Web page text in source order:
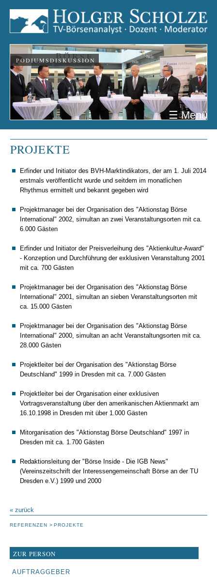
PODIUMSDISKUSSION
☰ Menü
PROJEKTE
Erfinder und Initiator des BVH-Marktindikators, der am 1. Juli 2014
erstmals veröffentlicht wurde und seitdem im monatlichen
Rhythmus ermittelt und bekannt gegeben wird
Projektmanager bei der Organisation des "Aktionstag Börse
International" 2002, simultan an zwei Veranstaltungsorten mit ca.
6.000 Gästen
Erfinder und Initiator der Preisverleihung des "Aktienkultur-Award"
- Konzeption und Durchführung der exklusiven Veranstaltung 2001
mit ca. 700 Gästen
Projektmanager bei der Organisation des "Aktionstag Börse
International" 2001, simultan an sieben Veranstaltungsorten mit
ca. 15.000 Gästen
Projektmanager bei der Organisation des "Aktionstag Börse
International" 2000, simultan an acht Veranstaltungsorten mit ca.
28.000 Gästen
Projektleiter bei der Organisation des "Aktionstag Börse
Deutschland" 1999 in Dresden mit ca. 7.000 Gästen
Projektleiter bei der Organisation einer exklusiven
Vortragsveranstaltung über den amerikanischen Aktienmarkt am
16.10.1998 in Dresden mit über 1.000 Gästen
Mitorganisation des "Aktionstag Börse Deutschland" 1997 in
Dresden mit ca. 1.700 Gästen
Redaktionsleitung der "Börse Inside - Die IGB News"
(Vereinszeitschrift der Interessengemeinschaft Börse an der TU
Dresden e.V.) 1999 und 2000
« zurück
REFERENZEN PROJEKTE
ZUR PERSON
NAVIGATION
AUFTRAGGEBER